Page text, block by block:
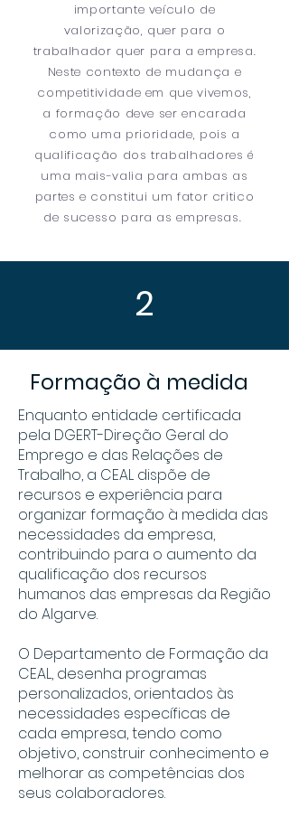
importante veículo de
valorização, quer para o
trabalhador quer para a empresa.
Neste contexto de mudança e
competitividade em que vivemos,
a formação deve ser encarada
como uma prioridade, pois a
qualificação dos trabalhadores é
uma mais-valia para ambas as
partes e constitui um fator critico
de sucesso para as empresas.
2
Formação à medida
Enquanto entidade certificada
pela DGERT-Direção Geral do
Emprego e das Relações de
Trabalho, a CEAL dispõe de
recursos e experiência para
organizar formação à medida das
necessidades da empresa,
contribuindo para o aumento da
qualificação dos recursos
humanos das empresas da Região
do Algarve.
O Departamento de Formação da
CEAL, desenha programas
personalizados, orientados às
necessidades específicas de
cada empresa, tendo como
objetivo, construir conhecimento e
melhorar as competências dos
seus colaboradores.